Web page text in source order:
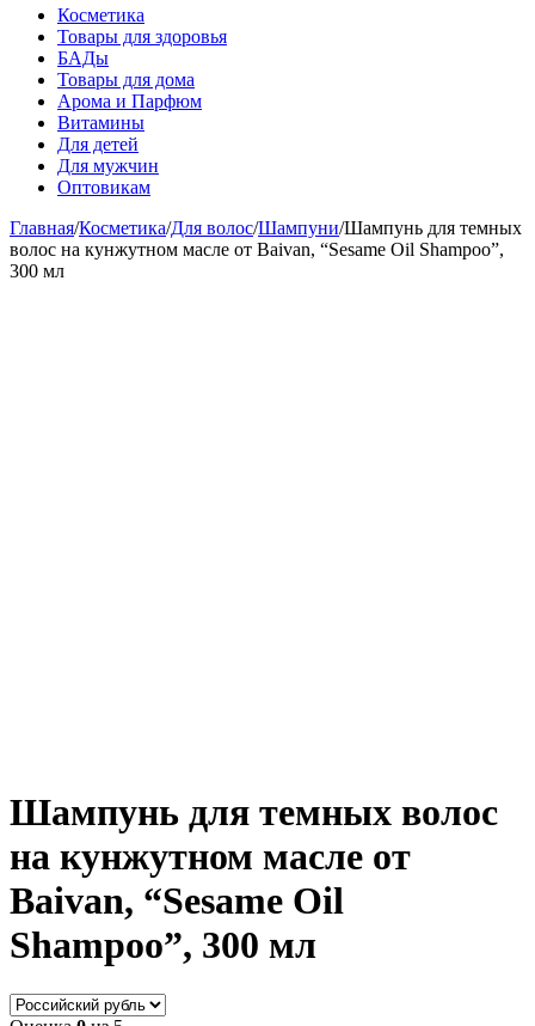
Косметика
Товары для здоровья
БАДы
Товары для дома
Арома и Парфюм
Витамины
Для детей
Для мужчин
Оптовикам
Главная/Косметика/Для волос/Шампуни/Шампунь для темных
волос на кунжутном масле от Baivan, “Sesame Oil Shampoo”,
300 мл
Шампунь для темных волос
на кунжутном масле от
Baivan, “Sesame Oil
Shampoo”, 300 мл